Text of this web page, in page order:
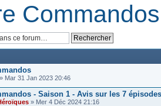
Commandos
» Mar 31 Jan 2023 20:46
- Saison 1 - Avis sur les 7 épisodes
» Mer 4 Déc 2024 21:16